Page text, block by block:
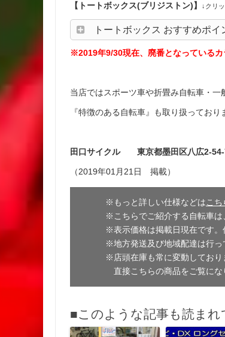
【トートボックス(ブリジストン)】 ↓ クリ
トートボックス おすすめポイ
※2019年9/30現在、廃番となっている
当店ではスポーツ車や折畳み自転車・一
『特徴のある自転車』も取り扱ってお
田口サイクル 東京都墨田区八広2-
（2019年01月21日 掲載）
※もっと詳しい仕様などはこ
※こちらでご紹介する自転車は
※表示価格は掲載日現在です。
※地方発送及び地域配達は行っ
※店頭在庫も常に変動しており
直接こちらの商品をご覧にな
■このような記事も読まれ